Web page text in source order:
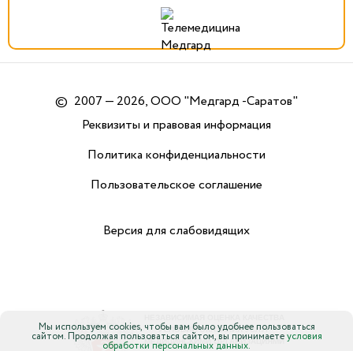
© 2007 — 2026, ООО "Медгард -Саратов"
Реквизиты и правовая информация
Политика конфиденциальности
Пользовательское соглашение
Версия для слабовидящих
Мы используем cookies, чтобы вам было удобнее пользоваться
сайтом. Продолжая пользоваться сайтом, вы принимаетеусловия
обработки персональных данных.